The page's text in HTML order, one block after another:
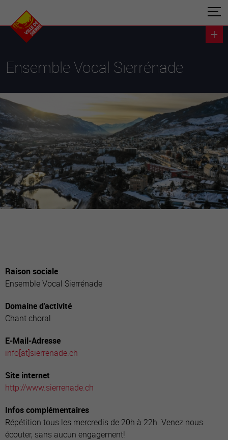
Ensemble Vocal Sierrénade
Raison sociale
Ensemble Vocal Sierrénade
Domaine d'activité
Chant choral
E-Mail-Adresse
info[at]sierrenade.ch
Site internet
http://www.sierrenade.ch
Infos complémentaires
Répétition tous les mercredis de 20h à 22h. Venez nous
écouter, sans aucun engagement!